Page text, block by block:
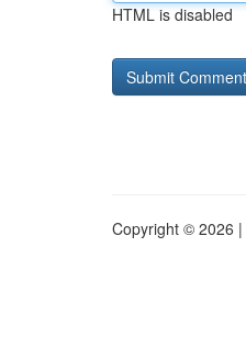
HTML is disabled
Copyright © 2026 |